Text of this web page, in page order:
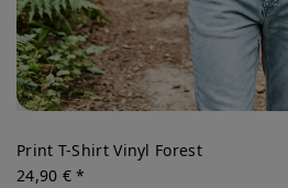
Print T-Shirt Vinyl Forest
24,90 € *